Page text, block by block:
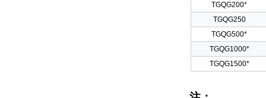
TGQG200*
TGQG250
TGQG500*
TGQG1000*
TGQG1500*